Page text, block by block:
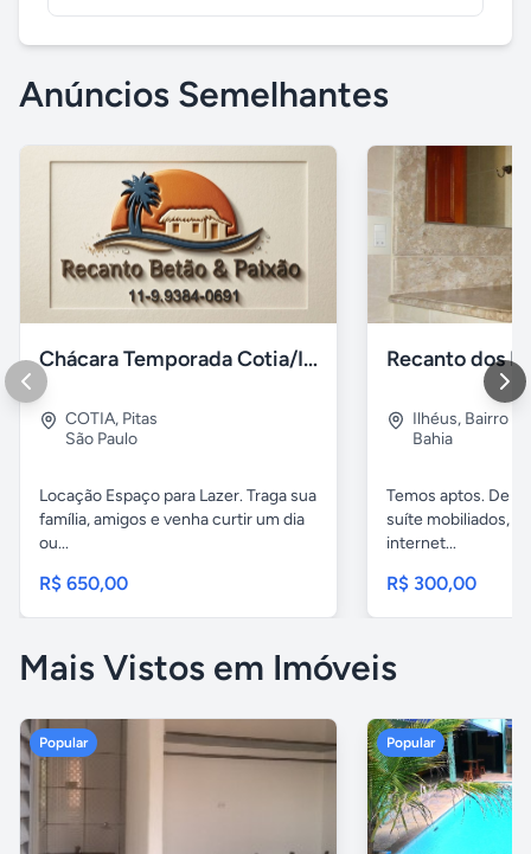
Anúncios Semelhantes
Chácara Temporada Cotia/Itapevi
COTIA, Pitas
São Paulo
Locação Espaço para Lazer. Traga sua
família, amigos e venha curtir um dia
ou...
R$ 650,00
Recanto dos
Ilhéus, Bairro
Bahia
Temos aptos. De
suíte mobiliados,
internet...
R$ 300,00
Mais Vistos em Imóveis
Popular Popular